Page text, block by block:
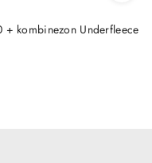
+ kombinezon Underfleece